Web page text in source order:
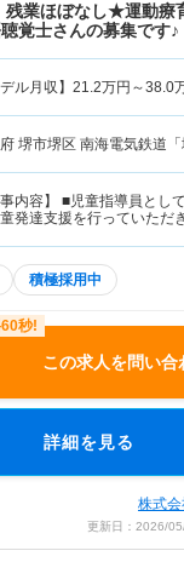
残業ほぼなし★運動療
覚士さんの募集です♪
デル月収】 21.2万円～38.0
堺市堺区 南海電気鉄道「
事内容】 ■児童指導員とし
発達支援を行っていただ
積極採用中
この求人を問い合
詳細を見る
株式
更新日：2026/